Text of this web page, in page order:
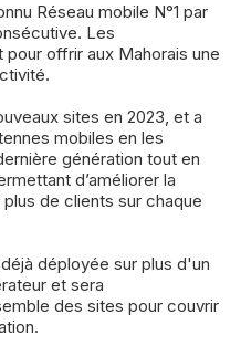
Réseau mobile N°1 par
Les
offrir aux Mahorais une
sites en 2023, et a
mobiles en les
génération tout en
d’améliorer la
de clients sur chaque
déployée sur plus d'un
et sera
des sites pour couvrir